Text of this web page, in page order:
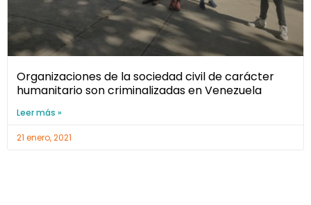
Organizaciones de la sociedad civil de carácter
humanitario son criminalizadas en Venezuela
Leer más »
21 enero, 2021